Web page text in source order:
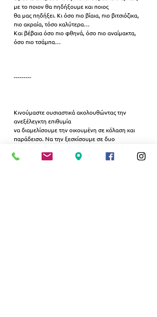
με το ποιον θα πηδήξουμε και ποιος
θα μας πηδήξει. Κι όσο πιο βίαια, πιο βιτσιόζικα,
πιο ακραία, τόσο καλύτερα…
Και βέβαια όσο πιο φθηνά, όσο πιο αναίμακτα,
όσο πιο τσάμπα…
---------
Κινούμαστε ουσιαστικά ακολουθώντας την
ανεξέλεγκτη επιθυμία
να διαμελίσουμε την οικουμένη σε κόλαση και
παράδεισο. Να την ξεσκίσουμε σε δυο
πιο πρωτόγονου ανθρώπου παλεύοντας